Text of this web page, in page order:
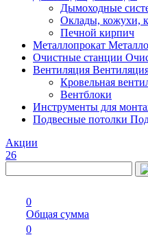
Дымоходные
Оклады, кожухи,
Печной кирпич
Металлопрокат
Очистные станции
Вентиляция
Кровельная
Вентблоки
Инструменты для
Подвесные потолки
Акции
26
0
Общая сумма
0